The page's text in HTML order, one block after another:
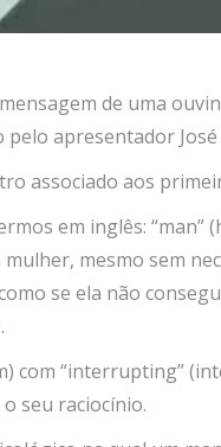
de uma
apresentador
associado aos
em inglês:
mesmo sem
se ela não
com “interrupting”
seu raciocínio.